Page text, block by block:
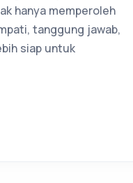
hanya memperoleh
tanggung jawab,
siap untuk